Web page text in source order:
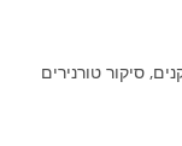
סיקור טורנירים